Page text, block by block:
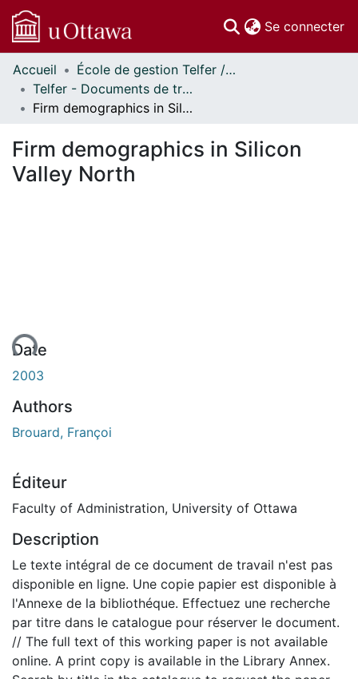
Se connecter
Communautés
et collections
Parcourir
À propos
Accueil
École de gestion Telfer // Telfer School of Management
Telfer - Documents de travail // Telfer - Working Papers
Firm demographics in Silicon Valley North
Firm demographics in Silicon
Valley North
Date
2003
Authors
Brouard, Françoi
Éditeur
Faculty of Administration, University of Ottawa
Description
Le texte intégral de ce document de travail n'est pas
disponible en ligne. Une copie papier est disponible à
l'Annexe de la bibliothéque. Effectuez une recherche
par titre dans le catalogue pour réserver le document.
// The full text of this working paper is not available
online. A print copy is available in the Library Annex.